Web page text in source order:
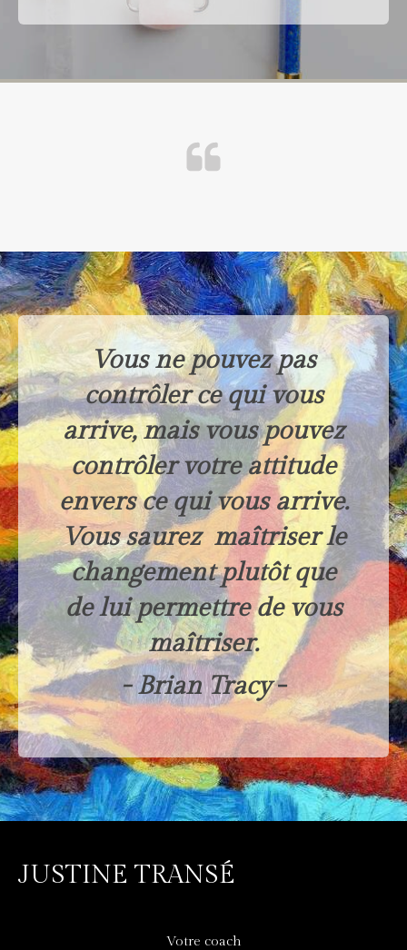
Vous ne pouvez pas
contrôler ce qui vous
arrive, mais vous pouvez
contrôler votre attitude
envers ce qui vous arrive.
Vous saurez maîtriser le
changement plutôt que
de lui permettre de vous
maîtriser.
- Brian Tracy-
JUSTINE TRANSÉ
Votre coach